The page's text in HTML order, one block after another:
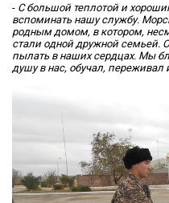
- С большой теплотой и
вспоминать нашу службу.
родным домом, в котором,
стали одной дружной семьей.
пылать в наших сердцах. Мы
душу в нас, обучал, переживал